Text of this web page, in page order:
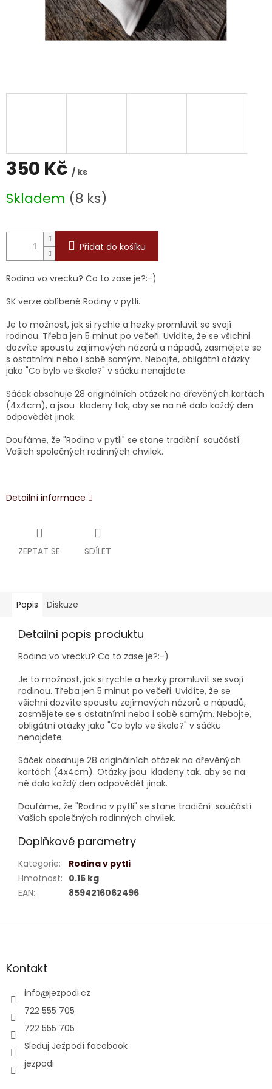
350 Kč / ks
cena:
Skladem (8 ks)
Přidat do košíku
Rodina vo vrecku? Co to zase je?:-)
SK verze oblíbené Rodiny v pytli.
Je to možnost, jak si rychle a hezky promluvit se svojí
rodinou. Třeba jen 5 minut po večeři. Uvidíte, že se všichni
dozvíte spoustu zajímavých názorů a nápadů, zasmějete se
s ostatními nebo i sobě samým. Nebojte, obligátní otázky
jako "Co bylo ve škole?" v sáčku nenajdete.
Sáček obsahuje 28 originálních otázek na dřevěných kartách
(4x4cm), a jsou kladeny tak, aby se na ně dalo každý den
odpovědět jinak.
Doufáme, že "Rodina v pytli" se stane tradiční součástí
Vašich společných rodinných chvilek.
Detailní informace
ZEPTAT SE SDÍLET
Popis Diskuze
Detailní popis produktu
Rodina vo vrecku? Co to zase je?:-)
Je to možnost, jak si rychle a hezky promluvit se svojí
rodinou. Třeba jen 5 minut po večeři. Uvidíte, že se
všichni dozvíte spoustu zajímavých názorů a nápadů,
zasmějete se s ostatními nebo i sobě samým. Nebojte,
obligátní otázky jako "Co bylo ve škole?" v sáčku
nenajdete.
Sáček obsahuje 28 originálních otázek na dřevěných
kartách (4x4cm). Otázky jsou kladeny tak, aby se na
ně dalo každý den odpovědět jinak.
Doufáme, že "Rodina v pytli" se stane tradiční součástí
Vašich společných rodinných chvilek.
Doplňkové parametry
Kategorie:
Rodina v pytli
Hmotnost: 0.15 kg
EAN: 8594216062496
Z
aKontakt
info@jezpodi.cz
722 555 705
722 555 705
Sleduj Ježpodí facebook
jezpodi